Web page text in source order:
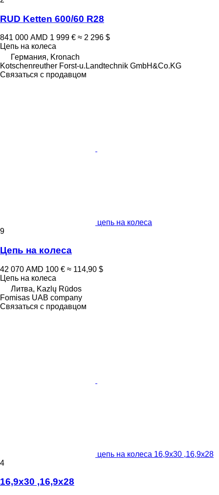
RUD Ketten 600/60 R28
841 000 AMD 1 999 € ≈ 2 296 $
Цепь на колеса
Германия, Kronach
Kotschenreuther Forst-u.Landtechnik GmbH&Co.KG
Связаться с продавцом
цепь на колеса
9
Цепь на колеса
42 070 AMD 100 € ≈ 114,90 $
Цепь на колеса
Литва, Kazlų Rūdos
Fomisas UAB company
Связаться с продавцом
цепь на колеса 16,9x30 ,16,9x28
4
16,9x30 ,16,9x28